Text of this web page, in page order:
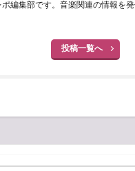
編集部です。音楽関連の情報を発
投稿一覧へ